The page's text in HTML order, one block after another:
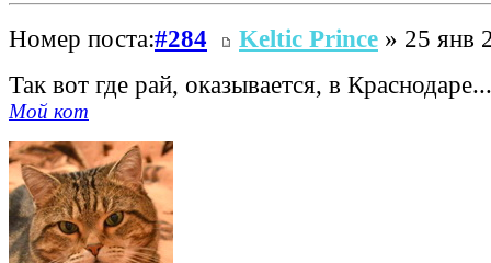
Номер поста:#284 Keltic Prince » 25 янв
Так вот где рай, оказывается, в
Мой кот